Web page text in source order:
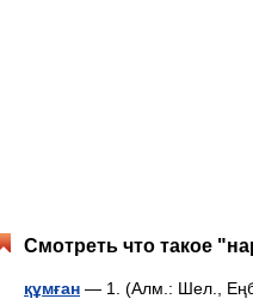
Смотреть что такое
құмған — 1. (Алм.: Шел.,